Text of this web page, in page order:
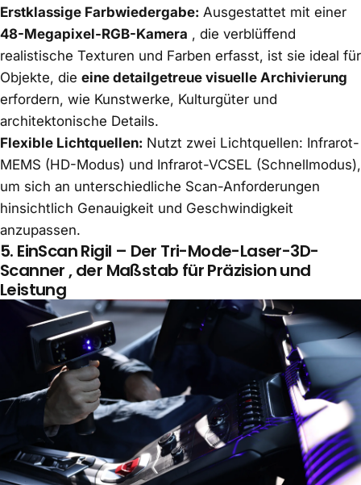
Erstklassige Farbwiedergabe: Ausgestattet mit einer
48-Megapixel-RGB-Kamera , die verblüffend
realistische Texturen und Farben erfasst, ist sie ideal für
Objekte, die eine detailgetreue visuelle Archivierung
erfordern, wie Kunstwerke, Kulturgüter und
architektonische Details.
Flexible Lichtquellen: Nutzt zwei Lichtquellen: Infrarot-
MEMS (HD-Modus) und Infrarot-VCSEL (Schnellmodus),
um sich an unterschiedliche Scan-Anforderungen
hinsichtlich Genauigkeit und Geschwindigkeit
anzupassen.
5. EinScan Rigil – Der Tri-Mode-Laser-3D-
Scanner , der Maßstab für Präzision und
Leistung